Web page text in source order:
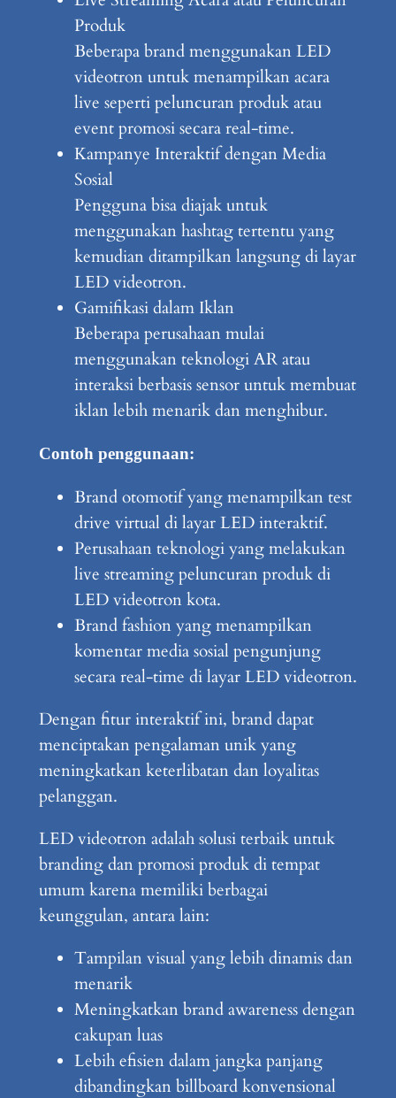
Produk
Beberapa brand menggunakan LED
videotron untuk menampilkan acara
live seperti peluncuran produk atau
event promosi secara real-time.
Kampanye Interaktif dengan Media
Sosial
Pengguna bisa diajak untuk
menggunakan hashtag tertentu yang
kemudian ditampilkan langsung di layar
LED videotron.
Gamifikasi dalam Iklan
Beberapa perusahaan mulai
menggunakan teknologi AR atau
interaksi berbasis sensor untuk membuat
iklan lebih menarik dan menghibur.
Contoh penggunaan:
Brand otomotif yang menampilkan test
drive virtual di layar LED interaktif.
Perusahaan teknologi yang melakukan
live streaming peluncuran produk di
LED videotron kota.
Brand fashion yang menampilkan
komentar media sosial pengunjung
secara real-time di layar LED videotron.
Dengan fitur interaktif ini, brand dapat
menciptakan pengalaman unik yang
meningkatkan keterlibatan dan loyalitas
pelanggan.
LED videotron adalah solusi terbaik untuk
branding dan promosi produk di tempat
umum karena memiliki berbagai
keunggulan, antara lain:
Tampilan visual yang lebih dinamis dan
menarik
Meningkatkan brand awareness dengan
cakupan luas
Lebih efisien dalam jangka panjang
dibandingkan billboard konvensional